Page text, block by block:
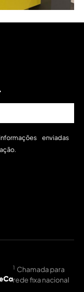
informações enviadas
1 Chamada para
rede fixa nacional